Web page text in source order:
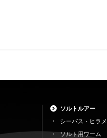
ソルトルアー
シーバス・ヒラ
ソルト用ワーム